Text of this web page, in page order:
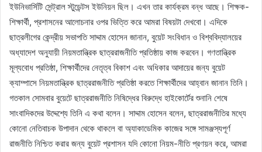
ইউনিভার্সিটি সেন্ট্রাল স্টুডেন্টস ইউনিয়ন ছিল। এখন তার কার্যক্রম বন্ধ আছে। শিক্ষক-
শিক্ষার্থী, প্রশাসনের আলোচনার ওপর ভিত্তি করে আমরা বিষয়টা দেখবো। এদিকে
ছাত্রলীগের কেন্দ্রীয় সভাপতি সাদ্দাম হোসেন জানান, বুয়েট সংবিধান ও বিশ্ববিদ্যালয়ের
অধ্যাদেশ অনুযায়ী নিয়মতান্ত্রিক ছাত্ররাজনীতি প্রতিষ্ঠায় কাজ করবেন। গণতান্ত্রিক
মূল্যবোধ প্রতিষ্ঠা, শিক্ষার্থীদের নেতৃত্ব বিকাশ এবং অধিকার আদায়ের জন্য বুয়েট
ক্যাম্পাসে নিয়মতান্ত্রিক ছাত্ররাজনীতি প্রতিষ্ঠা করতে শিক্ষার্থীদের আহ্বান জানান তিনি।
গতকাল সোমবার বুয়েটে ছাত্ররাজনীতি নিষিদ্ধের বিরুদ্ধে হাইকোর্টের শুনানি শেষে
সাংবাদিকদের উদ্দেশ্যে তিনি এ কথা বলেন। সাদ্দাম হোসেন বলেন, ছাত্ররাজনীতির মধ্যে
কোনো নেতিবাচক উপাদান থেকে থাকলে বা অ্যাকাডেমিক কাজের সঙ্গে সামঞ্জস্যপূর্ণ
রাজনীতি নিশ্চিত করার জন্য বুয়েট প্রশাসন যদি কোনো নিয়ম-নীতি প্রণয়ন করে, আমরা